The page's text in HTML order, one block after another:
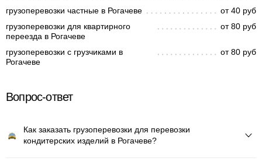
грузоперевозки частные в Рогачеве
от 40 руб
грузоперевозки для квартирного
переезда в Рогачеве
от 80 руб
грузоперевозки с грузчиками в
Рогачеве
от 80 руб
Вопрос-ответ
Как заказать грузоперевозки для перевозки
кондитерских изделий в Рогачеве?